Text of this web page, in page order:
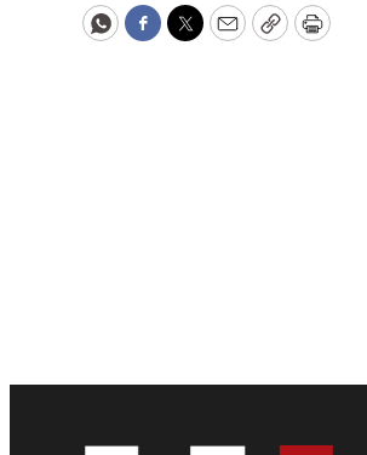
WhatsApp
Facebook
Twitter
EmailCopyPrint